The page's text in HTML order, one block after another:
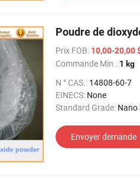
Poudre de
Prix FOB: 10,00-20,00
Commande Min.: 1 kg
N ° CAS.: 14808-60-7
EINECS: None
Standard Grade: Nano
Envoyer demande